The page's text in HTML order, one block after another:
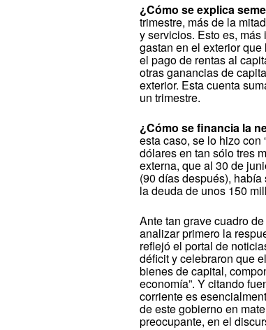
¿Cómo se explica
trimestre, más de la
y servicios. Esto es,
gastan en el exterior
el pago de rentas al
otras ganancias de
exterior. Esta cuenta
un trimestre.
¿Cómo se financia la
esta caso, se lo hizo con
dólares en tan sólo tres
externa, que al 30 de
(90 días después),
la deuda de unos 150
Ante tan grave cuadro
analizar primero la
reflejó el portal de
déficit y celebraron que
bienes de capital,
economía”. Y citando
corriente es
de este gobierno en
preocupante, en el